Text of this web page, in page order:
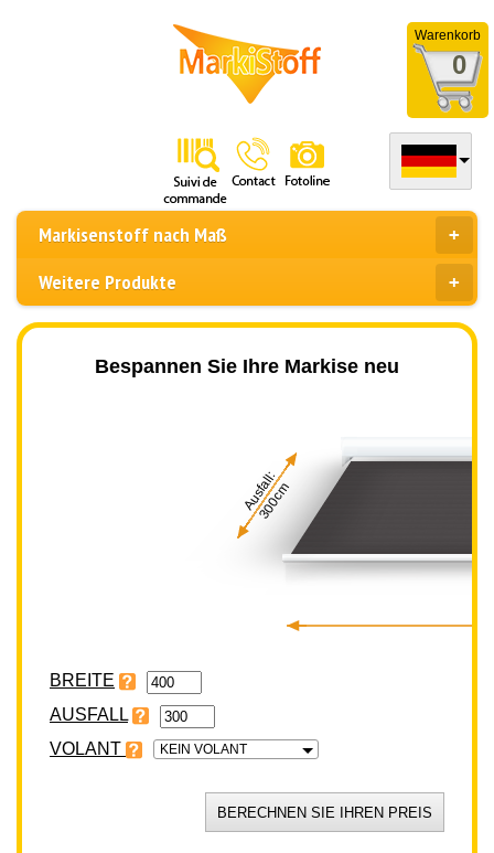
Warenkorb
0
Markisenstoff nach Maß
Weitere Produkte
Bespannen Sie Ihre Markise neu
Ausfall:
300cm
BREITE
VOLANT KEIN VOLANT